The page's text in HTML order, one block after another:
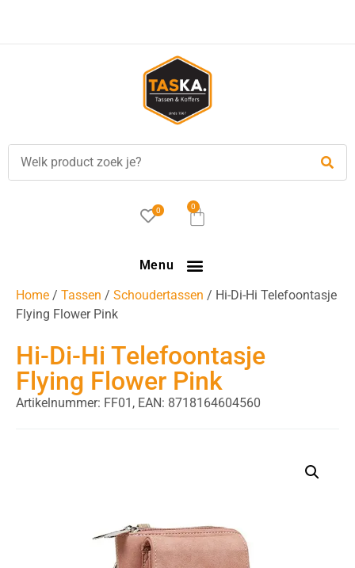
0 0
Menu
Home / Tassen / Schoudertassen / Hi-Di-Hi Telefoontasje
Flying Flower Pink
Hi-Di-Hi Telefoontasje
Flying Flower Pink
Artikelnummer: FF01, EAN: 8718164604560